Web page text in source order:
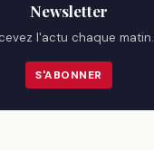
Newsletter
l'actu chaque matin.
S'ABONNER